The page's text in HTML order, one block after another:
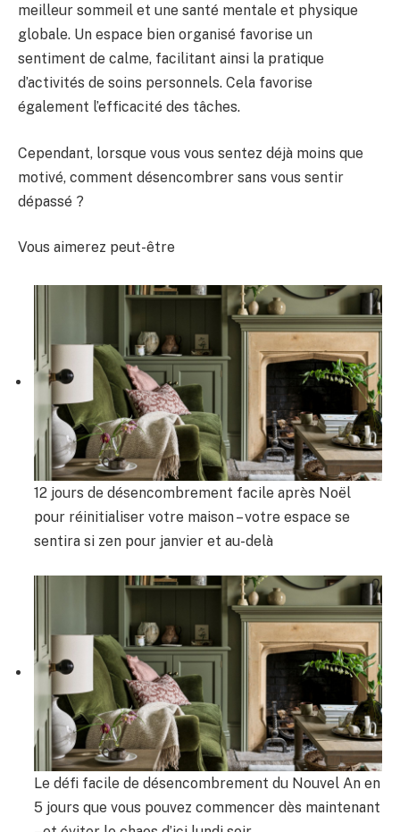
meilleur sommeil et une santé mentale et physique
globale. Un espace bien organisé favorise un
sentiment de calme, facilitant ainsi la pratique
d’activités de soins personnels. Cela favorise
également l’efficacité des tâches.
Cependant, lorsque vous vous sentez déjà moins que
motivé, comment désencombrer sans vous sentir
dépassé ?
Vous aimerez peut-être
12 jours de désencombrement facile après Noël
pour réinitialiser votre maison – votre espace se
sentira si zen pour janvier et au-delà
Le défi facile de désencombrement du Nouvel An en
5 jours que vous pouvez commencer dès maintenant